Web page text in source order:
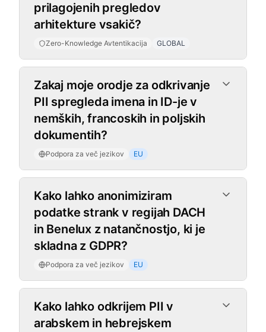
prilagojenih pregledov
arhitekture vsakič?
Zero-Knowledge Avtentikacija GLOBAL
Podpora za več jezikov
Zakaj moje orodje za odkrivanje
PII spregleda imena in ID-je v
nemških, francoskih in poljskih
dokumentih?
Podpora za več jezikov EU
Kako lahko anonimiziram
podatke strank v regijah DACH
in Benelux z natančnostjo, ki je
skladna z GDPR?
Podpora za več jezikov EU
Kako lahko odkrijem PII v
arabskem in hebrejskem